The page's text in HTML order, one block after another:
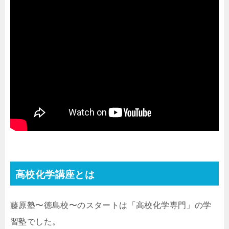
高校化学講座とは
藤原塾〜徳島校〜のスタートは「高校化学専門」の学
習塾でした。